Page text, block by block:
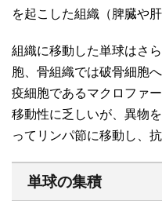
を起こした組織（脾臓や
組織に移動した単球はさ
胞、骨組織では破骨細胞
疫細胞であるマクロファ
移動性に乏しいが、異物
ってリンパ節に移動し、
単球の集積